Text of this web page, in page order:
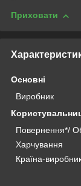
Приховати
Основні
Виробник
Повернення*/
Харчування
Країна-